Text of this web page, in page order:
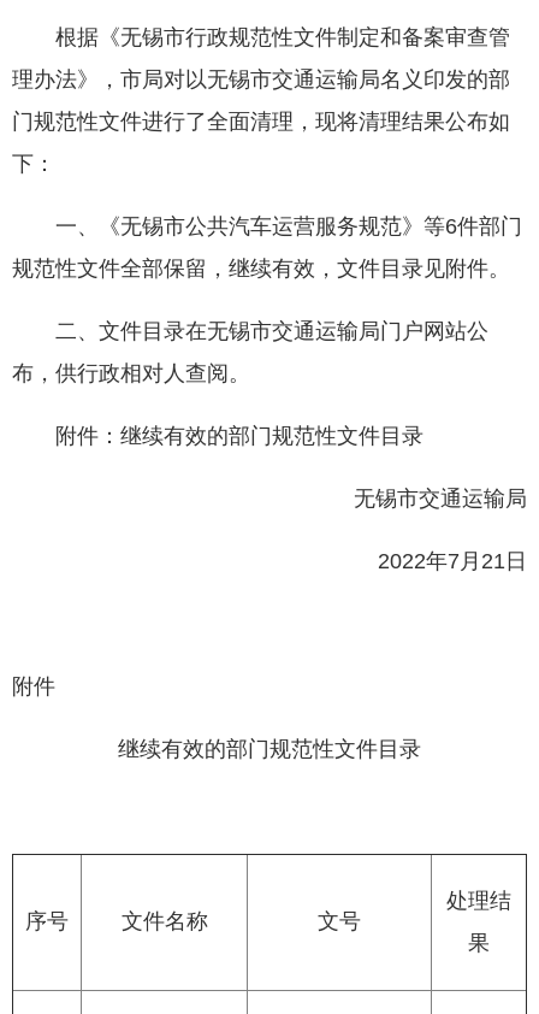
根据《无锡市行政规范性文件制定和备案审查管
理办法》，市局对以无锡市交通运输局名义印发的部
门规范性文件进行了全面清理，现将清理结果公布如
下：
一、《无锡市公共汽车运营服务规范》等6件部门
规范性文件全部保留，继续有效，文件目录见附件。
二、文件目录在无锡市交通运输局门户网站公
布，供行政相对人查阅。
附件：继续有效的部门规范性文件目录
无锡市交通运输局
2022年7 月 21 日
附件
继续有效的部门规范性文件目录
序号 文件名称 文号
处理结
果